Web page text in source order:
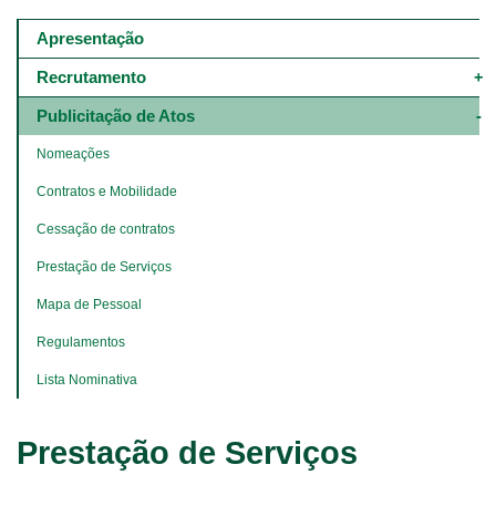
Prestação de Serviços
Main
navigation
níveis
Apresentação
Recrutamento
Publicitação de Atos
Nomeações
Contratos e Mobilidade
Cessação de contratos
Prestação de Serviços
Mapa de Pessoal
Regulamentos
Lista Nominativa